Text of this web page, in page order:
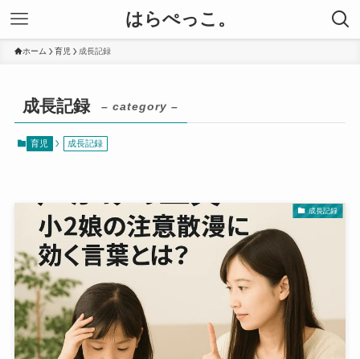
はらぺっこ。
ホーム 育児 成長記録
成長記録 – category –
育児 成長記録
成長記録